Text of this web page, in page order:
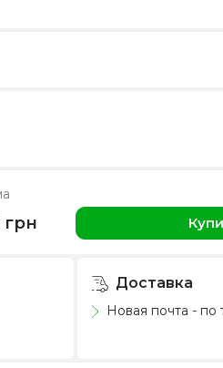
грн
Доставка
Новая почта - по